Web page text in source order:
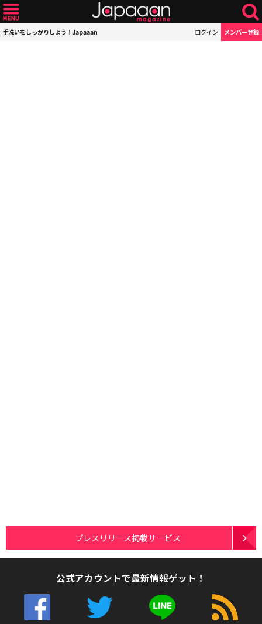
手洗いをしっかりしよう！Japaaan ログイン メンバー登録
プレスリリース掲載サービス
公式アカウントで最新情報ゲット！